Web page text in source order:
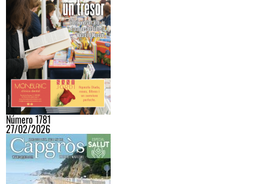
Número 1781
27/02/2026